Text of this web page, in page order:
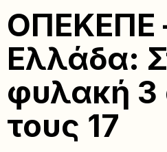
ΟΠΕΚΕΠΕ
Ελλάδα:
φυλακή 3
τους 17